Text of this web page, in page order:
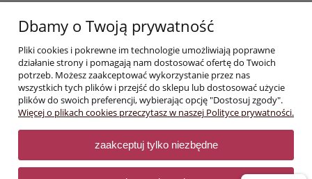
Informujemy, iż zgodnie z obowiązującymi przepisami prawa, dostęp do
określonych produktów i informacji wyświetlanych na stronie, zastrzeżony
jest dla profesjonalistów z branży stomatologicznej i medycznej. Dokonując
zakupów w sklepie e-medyczne.com oświadczasz :
Jestem specjalistą w dziedzinie stomatologii lub osobą związaną
zawodowo z branżą dentystyczną lub medyczną. Mam świadomość,
że treści zamieszczane na niniejszej stronie mogą zawierać między
innymi wiadomości na temat wyrobów niebezpiecznych dla zdrowia i
bezpieczeństwa pacjentów.
Dbamy o Twoją prywatność
Pliki cookies i pokrewne im technologie umożliwiają poprawne
działanie strony i pomagają nam dostosować ofertę do Twoich
potrzeb. Możesz zaakceptować wykorzystanie przez nas
wszystkich tych plików i przejść do sklepu lub dostosować użycie
plików do swoich preferencji, wybierając opcję "Dostosuj zgody".
Więcej o plikach cookies przeczytasz w naszej Polityce prywatności.
zaakceptuj tylko niezbędne